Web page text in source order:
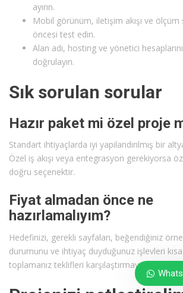
ayırın.
Mobil görünüm, iletişim akışı ve ölçüm
öncesi test edin.
Alan adı, hosting ve yönetici
doğrulayın.
Sık sorulan sorular
Hazır paket mi özel proje
Standart ihtiyaçlarda iyi yapılandırılmış bir
Özel iş akışı veya entegrasyon gerekiyorsa
doğru seçenektir.
Fiyat almadan önce ne
hazırlamalıyım?
Hedefinizi, gerekli sayfaları, beğendiğiniz
durumunu ve ihtiyaç duyduğunuz işlevleri
toplamanız teklifleri karşılaştırmayı